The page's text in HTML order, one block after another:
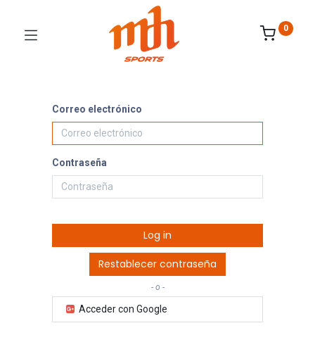
0
Correo electrónico
Contraseña
Log in
Restablecer contraseña
- o -
Acceder con Google